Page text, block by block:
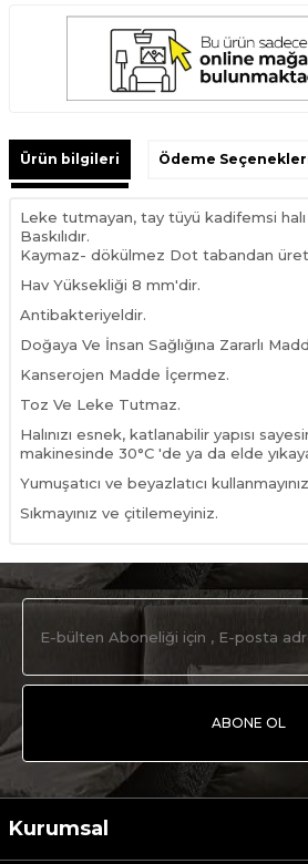
Ürün bilgileri Ödeme
Leke tutmayan, tay tüyü kadifemsi halı
Baskılıdır.
Kaymaz- dökülmez Dot tabandan
Hav Yüksekliği 8 mm'dir.
Antibakteriyeldir.
Doğaya Ve İnsan Sağlığına Zararlı
Kanserojen Madde İçermez.
Toz Ve Leke Tutmaz.
Halınızı esnek, katlanabilir yapısı
makinesinde 30°C 'de ya da elde
Yumuşatıcı ve beyazlatıcı
Sıkmayınız ve çitilemeyiniz.
ABONE OL
Kurumsal